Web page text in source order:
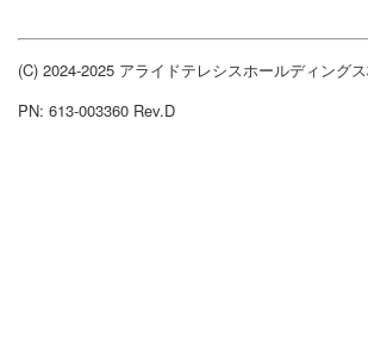
(C) 2024-2025 アライドテレシスホールディング
PN: 613-003360 Rev.D